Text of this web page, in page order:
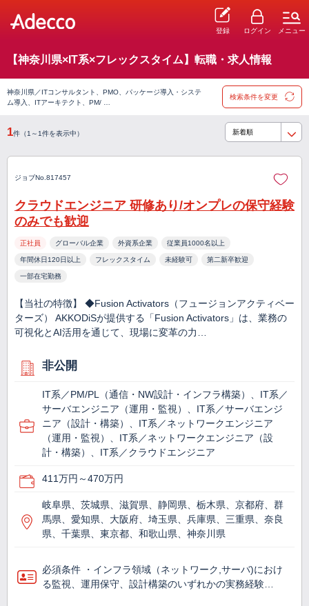
登録 ログイン メニュー
【神奈川県×IT系×フレックスタイム】転職・求人情報
神奈川県／ITコンサルタント、PMO、パッケージ導入・システ
ム導入、ITアーキテクト、PM/ …
検索条件を変更
1件（1～1件を表示中）
ジョブNo.817457
クラウドエンジニア 研修あり/オンプレの保守経験
のみでも歓迎
正社員 グローバル企業 外資系企業 従業員1000名以上
年間休日120日以上 フレックスタイム 未経験可 第二新卒歓迎
一部在宅勤務
【当社の特徴】 ◆Fusion Activators（フュージョンアクティベー
ターズ） AKKODiSが提供する「Fusion Activators」は、業務の
可視化とAI活用を通じて、現場に変革の力…
非公開
IT系／PM/PL（通信・NW設計・インフラ構築）、IT系／
サーバエンジニア（運用・監視）、IT系／サーバエンジ
ニア（設計・構築）、IT系／ネットワークエンジニア
（運用・監視）、IT系／ネットワークエンジニア（設
計・構築）、IT系／クラウドエンジニア
411万円～470万円
岐阜県、茨城県、滋賀県、静岡県、栃木県、京都府、群
馬県、愛知県、大阪府、埼玉県、兵庫県、三重県、奈良
県、千葉県、東京都、和歌山県、神奈川県
必須条件 ・インフラ領域（ネットワーク,サーバ)におけ
る監視、運用保守、設計構築のいずれかの実務経験…